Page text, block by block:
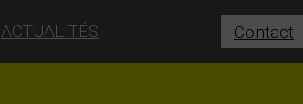
ACTUALITÉS Contact